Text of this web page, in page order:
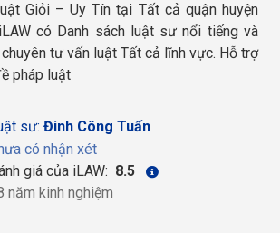
Giỏi – Uy Tín tại Tất cả quận huyện
có Danh sách luật sư nổi tiếng và
tư vấn luật Tất cả lĩnh vực. Hỗ trợ
pháp luật
sư: Đinh Công Tuấn
có nhận xét
giá của iLAW: 8.5
năm kinh nghiệm